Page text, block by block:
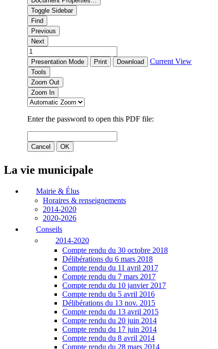
La vie municipale
Mairie & Élus
Horaires & renseignements
2014-2020
2020-2026
Conseils
2014-2020
Compte rendu du 30 octobre 2018
Délibérations du 6 mars 2018
Compte rendu du 11 avril 2017
Compte rendu du 7 mars 2017
Compte rendu du 10 janvier 2017
Compte rendu du 5 avril 2016
Délibérations du 13 nov. 2015
Compte rendu du 13 avril 2015
Compte rendu du 20 juin 2014
Compte rendu du 17 juin 2014
Compte rendu du 8 avril 2014
Compte rendu du 28 mars 2014